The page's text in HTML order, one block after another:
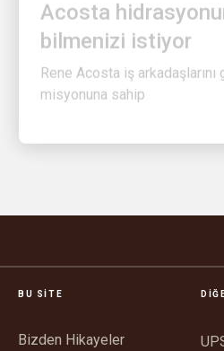
bilmenizi istiyor
Rene Acosta iş arkadaşlarını
misyonuna sahip
BU SITE
Bizden Hikayeler